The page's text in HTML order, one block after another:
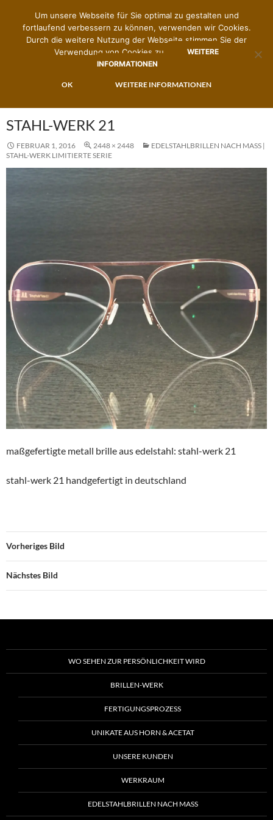
STAHL-WERK 21
FEBRUAR 1, 2016 2448 × 2448
EDELSTAHLBRILLEN NACH MASS | S
TAHL-WERK LIMITIERTE SERIE
maßgefertigte metall brille aus edelstahl: stahl-werk 21
stahl-werk 21 handgefertigt in deutschland
Vorheriges Bild
Nächstes Bild
WO SEHEN ZUR PERSÖNLICHKEIT WIRD
BRILLEN-WERK
FERTIGUNGSPROZESS
UNIKATE AUS HORN & ACETAT
UNSERE KUNDEN
WERKRAUM
EDELSTAHLBRILLEN NACH MASS
Um unsere Webseite für Sie optimal zu gestalten und
fortlaufend verbessern zu können, verwenden wir Cookies.
Durch die weitere Nutzung der Webseite stimmen Sie der
Verwendung von Cookies zu.
WEITERE
INFORMATIONEN
OK WEITERE INFORMATIONEN